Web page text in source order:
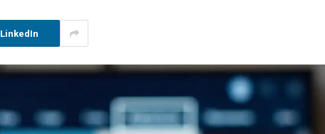
LinkedIn